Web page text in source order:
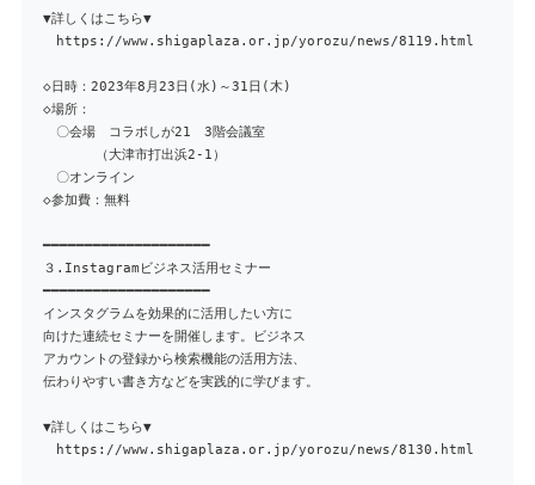
▼詳しくはこちら▼
https://www.shigaplaza.or.jp/yorozu/news/8119.html
◇日時：2023年8月23日(水)～31日(木)
◇場所：
〇会場 コラボしが21 3階会議室
（大津市打出浜2-1）
〇オンライン
◇参加費：無料
━━━━━━━━━━━━━━━━━━━━
３.Instagramビジネス活用セミナー
━━━━━━━━━━━━━━━━━━━━
インスタグラムを効果的に活用したい方に
向けた連続セミナーを開催します。ビジネス
アカウントの登録から検索機能の活用方法、
伝わりやすい書き方などを実践的に学びます。
▼詳しくはこちら▼
https://www.shigaplaza.or.jp/yorozu/news/8130.html